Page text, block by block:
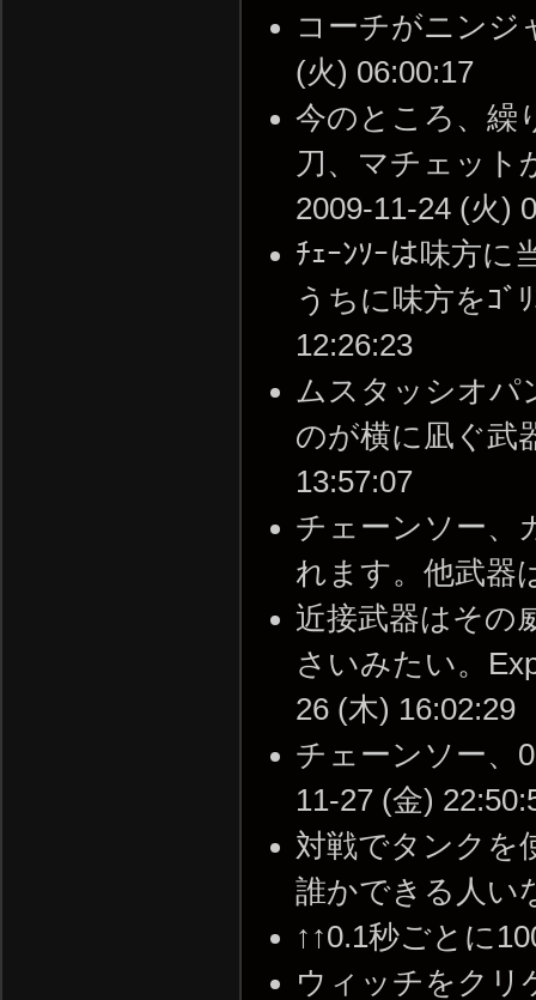
コーチがニンジ
(火) 06:00:17
今のところ、繰
刀、マチェット
2009-11-24 (火)
ﾁｪｰﾝｿｰは味方に
うちに味方をｺﾞ
12:26:23
ムスタッシオパ
のが横に凪ぐ武
13:57:07
チェーンソー、
れます。他武器
近接武器はその
さいみたい。
26 (木) 16:02:29
チェーンソー、
11-27 (金)
対戦でタンクを
誰かできる人い
↑↑0.1秒ごとに
ウィッチをクリ